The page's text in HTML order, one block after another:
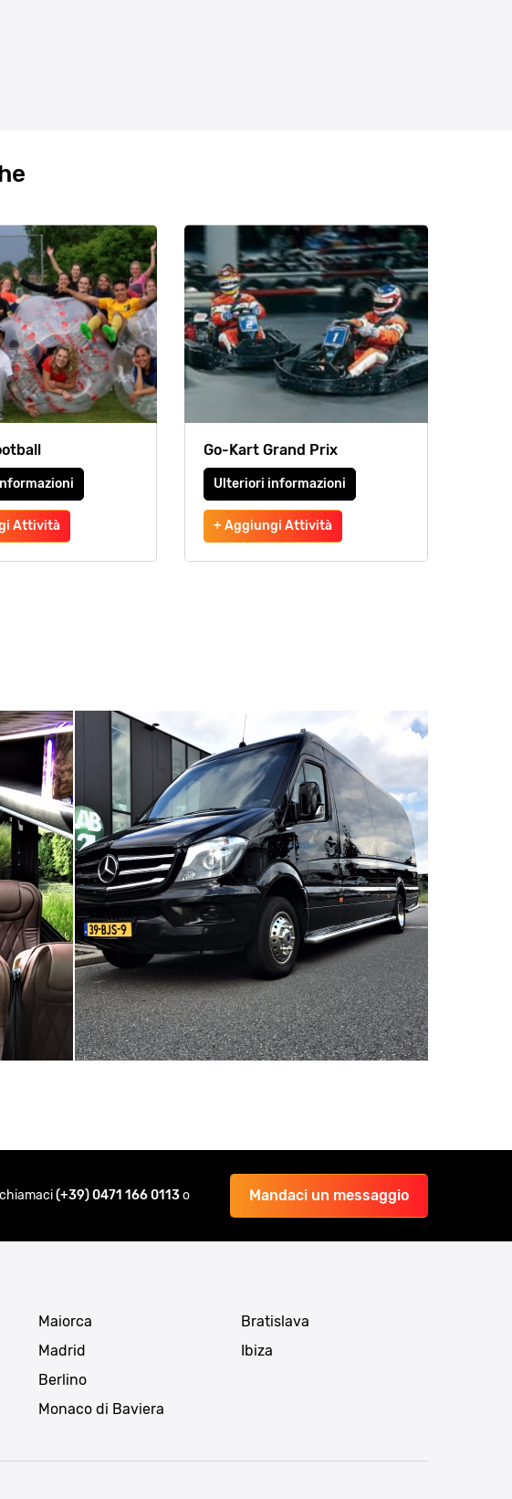
Attività
Go-Kart Grand Prix
Ulteriori informazioni
+ Aggiungi Attività
chiamaci(+39) 0471 166 0113o Mandaci un messaggio
Maiorca
Madrid
Berlino
Monaco di Baviera
Bratislava
Ibiza